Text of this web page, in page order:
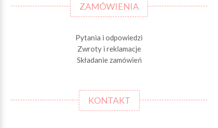
ZAMÓWIENIA
Pytania i odpowiedzi
Zwroty i reklamacje
Składanie zamówień
KONTAKT